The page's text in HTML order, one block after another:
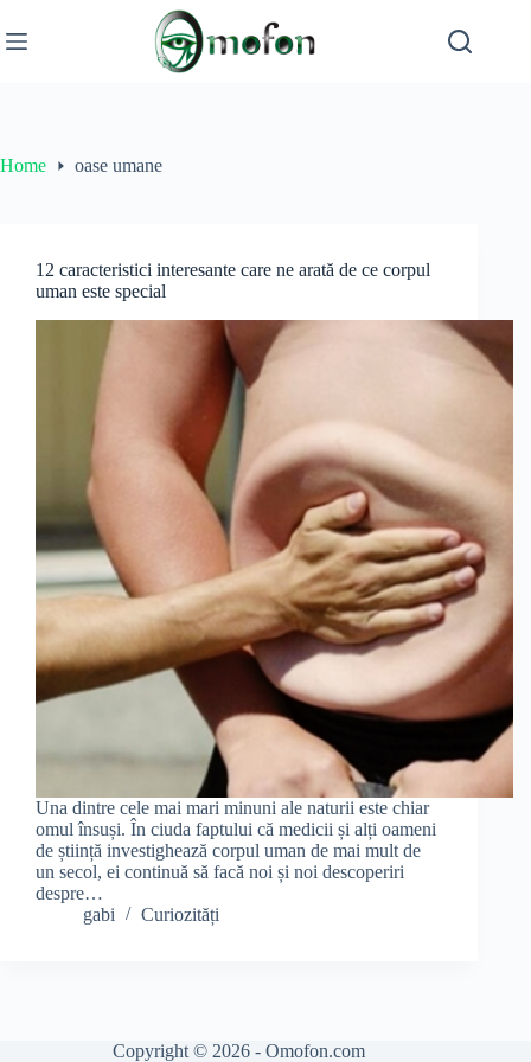
to
content
Home oase umane
12 caracteristici interesante care ne arată de ce corpul
uman este special
Una dintre cele mai mari minuni ale naturii este chiar
omul însuși. În ciuda faptului că medicii și alți oameni
de știință investighează corpul uman de mai mult de
un secol, ei continuă să facă noi și noi descoperiri
despre…
gabi
Curiozități
Copyright © 2026 - Omofon.com